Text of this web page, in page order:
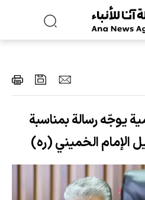
يوجّه رسالة بمناسبة
الإمام الخميني (ره)